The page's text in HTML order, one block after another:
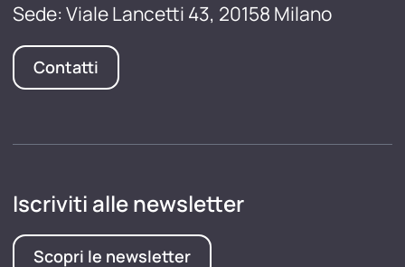
Sede: Viale Lancetti 43, 20158 Milano
Contatti
Iscriviti alle newsletter
Scopri le newsletter